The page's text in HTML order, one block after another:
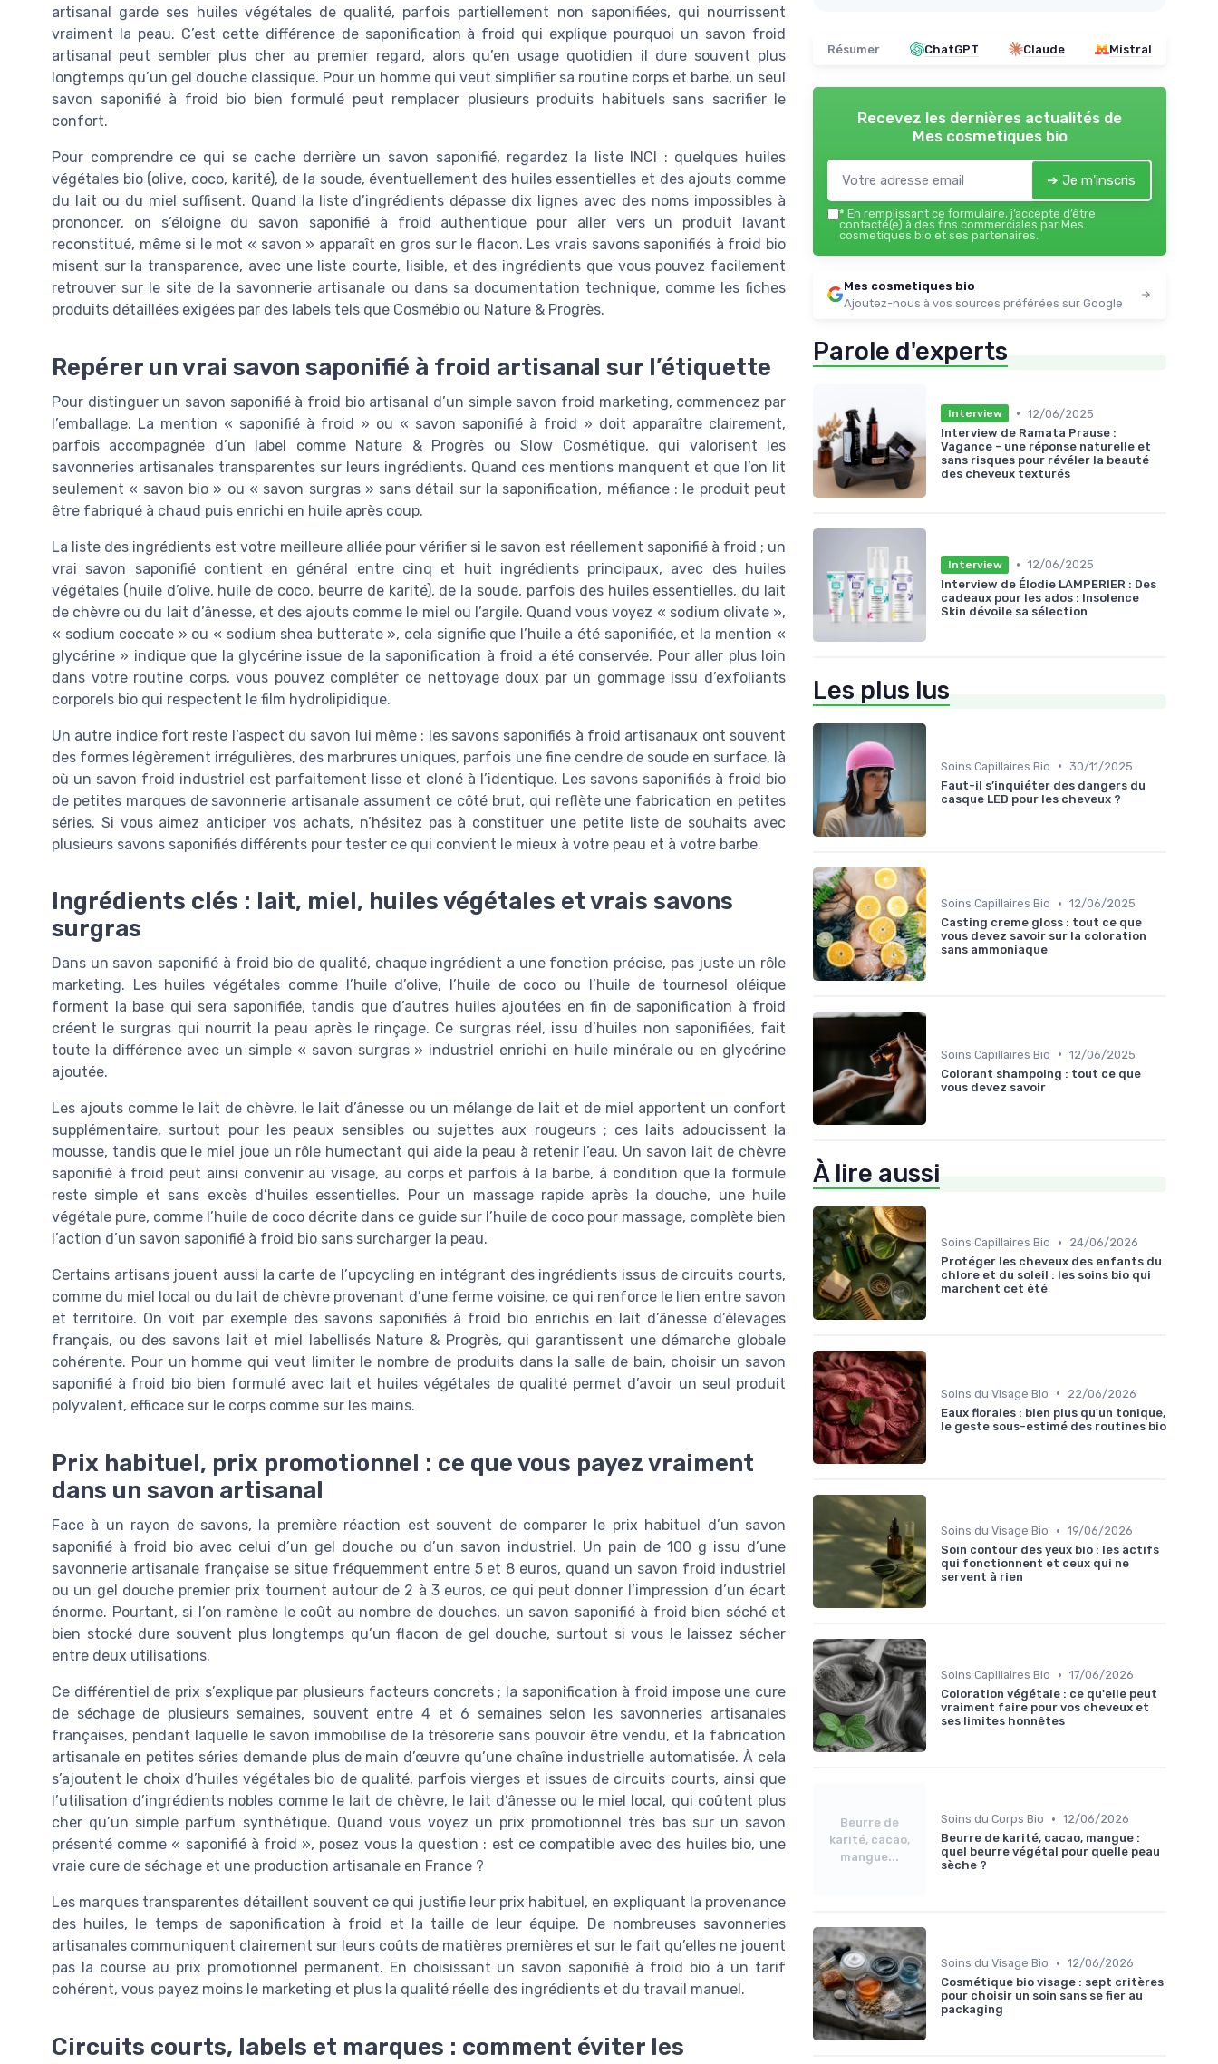
artisanal garde ses huiles végétales de qualité, parfois partiellement non saponifiées, qui nourrissent
vraiment la peau. C’est cette différence de saponification à froid qui explique pourquoi un savon froid
artisanal peut sembler plus cher au premier regard, alors qu’en usage quotidien il dure souvent plus
longtemps qu’un gel douche classique. Pour un homme qui veut simplifier sa routine corps et barbe, un seul
savon saponifié à froid bio bien formulé peut remplacer plusieurs produits habituels sans sacrifier le
confort.
Pour comprendre ce qui se cache derrière un savon saponifié, regardez la liste INCI : quelques huiles
végétales bio (olive, coco, karité), de la soude, éventuellement des huiles essentielles et des ajouts comme
du lait ou du miel suffisent. Quand la liste d’ingrédients dépasse dix lignes avec des noms impossibles à
prononcer, on s’éloigne du savon saponifié à froid authentique pour aller vers un produit lavant
reconstitué, même si le mot « savon » apparaît en gros sur le flacon. Les vrais savons saponifiés à froid bio
misent sur la transparence, avec une liste courte, lisible, et des ingrédients que vous pouvez facilement
retrouver sur le site de la savonnerie artisanale ou dans sa documentation technique, comme les fiches
produits détaillées exigées par des labels tels que Cosmébio ou Nature & Progrès.
Repérer un vrai savon saponifié à froid artisanal sur l’étiquette
Pour distinguer un savon saponifié à froid bio artisanal d’un simple savon froid marketing, commencez par
l’emballage. La mention « saponifié à froid » ou « savon saponifié à froid » doit apparaître clairement,
parfois accompagnée d’un label comme Nature & Progrès ou Slow Cosmétique, qui valorisent les
savonneries artisanales transparentes sur leurs ingrédients. Quand ces mentions manquent et que l’on lit
seulement « savon bio » ou « savon surgras » sans détail sur la saponification, méfiance : le produit peut
être fabriqué à chaud puis enrichi en huile après coup.
La liste des ingrédients est votre meilleure alliée pour vérifier si le savon est réellement saponifié à froid ; un
vrai savon saponifié contient en général entre cinq et huit ingrédients principaux, avec des huiles
végétales (huile d’olive, huile de coco, beurre de karité), de la soude, parfois des huiles essentielles, du lait
de chèvre ou du lait d’ânesse, et des ajouts comme le miel ou l’argile. Quand vous voyez « sodium olivate »,
« sodium cocoate » ou « sodium shea butterate », cela signifie que l’huile a été saponifiée, et la mention «
glycérine » indique que la glycérine issue de la saponification à froid a été conservée. Pour aller plus loin
dans votre routine corps, vous pouvez compléter ce nettoyage doux par un gommage issu d’exfoliants
corporels bio qui respectent le film hydrolipidique.
Un autre indice fort reste l’aspect du savon lui même : les savons saponifiés à froid artisanaux ont souvent
des formes légèrement irrégulières, des marbrures uniques, parfois une fine cendre de soude en surface, là
où un savon froid industriel est parfaitement lisse et cloné à l’identique. Les savons saponifiés à froid bio
de petites marques de savonnerie artisanale assument ce côté brut, qui reflète une fabrication en petites
séries. Si vous aimez anticiper vos achats, n’hésitez pas à constituer une petite liste de souhaits avec
plusieurs savons saponifiés différents pour tester ce qui convient le mieux à votre peau et à votre barbe.
Ingrédients clés : lait, miel, huiles végétales et vrais savons
surgras
Dans un savon saponifié à froid bio de qualité, chaque ingrédient a une fonction précise, pas juste un rôle
marketing. Les huiles végétales comme l’huile d’olive, l’huile de coco ou l’huile de tournesol oléique
forment la base qui sera saponifiée, tandis que d’autres huiles ajoutées en fin de saponification à froid
créent le surgras qui nourrit la peau après le rinçage. Ce surgras réel, issu d’huiles non saponifiées, fait
toute la différence avec un simple « savon surgras » industriel enrichi en huile minérale ou en glycérine
ajoutée.
Les ajouts comme le lait de chèvre, le lait d’ânesse ou un mélange de lait et de miel apportent un confort
supplémentaire, surtout pour les peaux sensibles ou sujettes aux rougeurs ; ces laits adoucissent la
mousse, tandis que le miel joue un rôle humectant qui aide la peau à retenir l’eau. Un savon lait de chèvre
saponifié à froid peut ainsi convenir au visage, au corps et parfois à la barbe, à condition que la formule
reste simple et sans excès d’huiles essentielles. Pour un massage rapide après la douche, une huile
végétale pure, comme l’huile de coco décrite dans ce guide sur l’huile de coco pour massage, complète bien
l’action d’un savon saponifié à froid bio sans surcharger la peau.
Certains artisans jouent aussi la carte de l’upcycling en intégrant des ingrédients issus de circuits courts,
comme du miel local ou du lait de chèvre provenant d’une ferme voisine, ce qui renforce le lien entre savon
et territoire. On voit par exemple des savons saponifiés à froid bio enrichis en lait d’ânesse d’élevages
français, ou des savons lait et miel labellisés Nature & Progrès, qui garantissent une démarche globale
cohérente. Pour un homme qui veut limiter le nombre de produits dans la salle de bain, choisir un savon
saponifié à froid bio bien formulé avec lait et huiles végétales de qualité permet d’avoir un seul produit
polyvalent, efficace sur le corps comme sur les mains.
Prix habituel, prix promotionnel : ce que vous payez vraiment
dans un savon artisanal
Face à un rayon de savons, la première réaction est souvent de comparer le prix habituel d’un savon
saponifié à froid bio avec celui d’un gel douche ou d’un savon industriel. Un pain de 100 g issu d’une
savonnerie artisanale française se situe fréquemment entre 5 et 8 euros, quand un savon froid industriel
ou un gel douche premier prix tournent autour de 2 à 3 euros, ce qui peut donner l’impression d’un écart
énorme. Pourtant, si l’on ramène le coût au nombre de douches, un savon saponifié à froid bien séché et
bien stocké dure souvent plus longtemps qu’un flacon de gel douche, surtout si vous le laissez sécher
entre deux utilisations.
Ce différentiel de prix s’explique par plusieurs facteurs concrets ; la saponification à froid impose une cure
de séchage de plusieurs semaines, souvent entre 4 et 6 semaines selon les savonneries artisanales
françaises, pendant laquelle le savon immobilise de la trésorerie sans pouvoir être vendu, et la fabrication
artisanale en petites séries demande plus de main d’œuvre qu’une chaîne industrielle automatisée. À cela
s’ajoutent le choix d’huiles végétales bio de qualité, parfois vierges et issues de circuits courts, ainsi que
l’utilisation d’ingrédients nobles comme le lait de chèvre, le lait d’ânesse ou le miel local, qui coûtent plus
cher qu’un simple parfum synthétique. Quand vous voyez un prix promotionnel très bas sur un savon
présenté comme « saponifié à froid », posez vous la question : est ce compatible avec des huiles bio, une
vraie cure de séchage et une production artisanale en France ?
Les marques transparentes détaillent souvent ce qui justifie leur prix habituel, en expliquant la provenance
des huiles, le temps de saponification à froid et la taille de leur équipe. De nombreuses savonneries
artisanales communiquent clairement sur leurs coûts de matières premières et sur le fait qu’elles ne jouent
pas la course au prix promotionnel permanent. En choisissant un savon saponifié à froid bio à un tarif
cohérent, vous payez moins le marketing et plus la qualité réelle des ingrédients et du travail manuel.
Circuits courts, labels et marques : comment éviter les
Résumer ChatGPT Claude Mistral
Recevez les dernières actualités de
Mes cosmetiques bio
➔ Je m'inscris
* En remplissant ce formulaire, j’accepte d’être
contacté(e) à des fins commerciales par Mes
cosmetiques bio et ses partenaires.
Mes cosmetiques bio
Ajoutez-nous à vos sources préférées sur Google
Parole d'experts
Interview • 12/06/2025
Interview de Ramata Prause :
Vagance - une réponse naturelle et
sans risques pour révéler la beauté
des cheveux texturés
Interview • 12/06/2025
Interview de Élodie LAMPERIER : Des
cadeaux pour les ados : Insolence
Skin dévoile sa sélection
Les plus lus
Soins Capillaires Bio • 30/11/2025
Faut-il s’inquiéter des dangers du
casque LED pour les cheveux ?
Soins Capillaires Bio • 12/06/2025
Casting creme gloss : tout ce que
vous devez savoir sur la coloration
sans ammoniaque
Soins Capillaires Bio • 12/06/2025
Colorant shampoing : tout ce que
vous devez savoir
À lire aussi
Soins Capillaires Bio •
24/06/2026
Protéger les cheveux des enfants du
chlore et du soleil : les soins bio qui
marchent cet été
Soins du Visage Bio •
22/06/2026
Eaux florales : bien plus qu'un tonique,
le geste sous-estimé des routines bio
Soins du Visage Bio • 19/06/2026
Soin contour des yeux bio : les actifs
qui fonctionnent et ceux qui ne
servent à rien
Soins Capillaires Bio • 17/06/2026
Coloration végétale : ce qu'elle peut
vraiment faire pour vos cheveux et
ses limites honnêtes
Beurre de
karité, cacao,
mangue...
Soins du Corps Bio • 12/06/2026
Beurre de karité, cacao, mangue :
quel beurre végétal pour quelle peau
sèche ?
Soins du Visage Bio • 12/06/2026
Cosmétique bio visage : sept critères
pour choisir un soin sans se fier au
packaging